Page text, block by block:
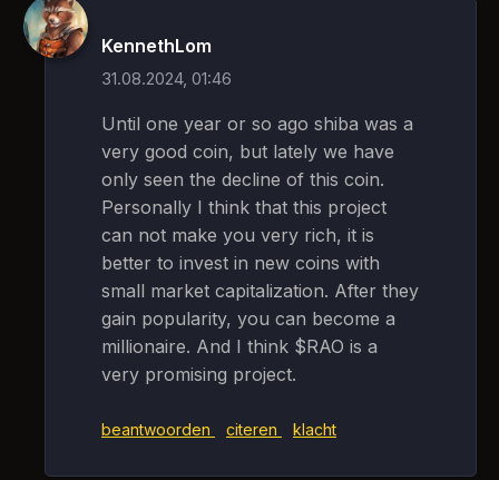
KennethLom
31.08.2024, 01:46
Until one year or so ago shiba was a
very good coin, but lately we have
only seen the decline of this coin.
Personally I think that this project
can not make you very rich, it is
better to invest in new coins with
small market capitalization. After they
gain popularity, you can become a
millionaire. And I think $RAO is a
very promising project.
beantwoorden citeren klacht